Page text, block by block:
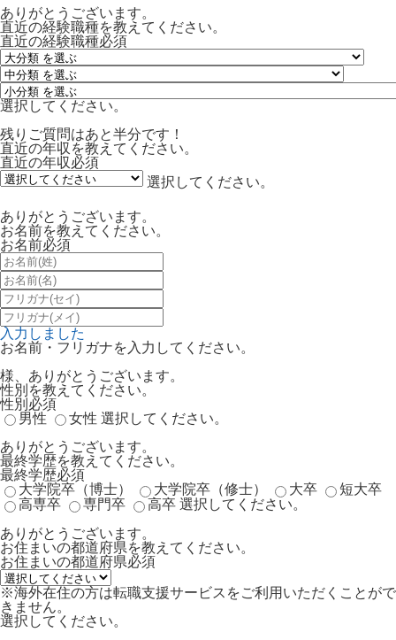
ありがとうございます。
直近の経験職種を教えてください。
直近の経験職種必須
選択してください。
残りご質問はあと半分です！
直近の年収を教えてください。
直近の年収必須
選択してください。
ありがとうございます。
お名前を教えてください。
お名前必須
入力しました
お名前・フリガナを入力してください。
様、ありがとうございます。
性別を教えてください。
性別 必須
男性
女性 選択してください。
ありがとうございます。
最終学歴を教えてください。
最終学歴必須
大学院卒（博士）
大学院卒（修士） 大卒
短大卒
高専卒
専門卒 高卒 選択してください。
ありがとうございます。
お住まいの都道府県を教えてください。
お住まいの都道府県必須
※海外在住の方は転職支援サービスをご利用いただくことがで
きません。
選択してください。